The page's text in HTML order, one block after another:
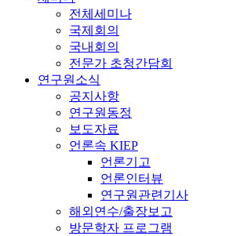
전체세미나
국제회의
국내회의
전문가 초청간담회
연구원소식
공지사항
연구원동정
보도자료
언론속 KIEP
언론기고
언론인터뷰
연구원관련기사
해외연수/출장보고
방문학자 프로그램